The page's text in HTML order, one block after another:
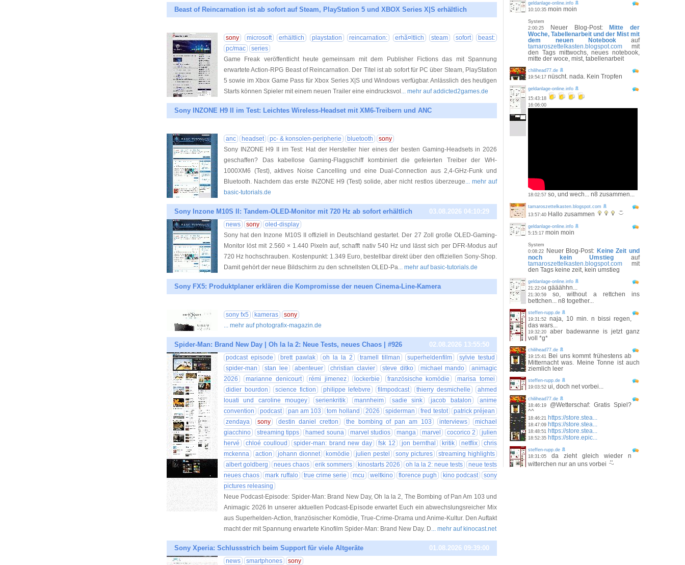
Beast of Reincarnation ist ab sofort auf Steam, PlayStation 5 und XBOX Series X|S erhältlich
sony microsoft erhältlich playstation reincarnation: erhã¤ltlich steam sofort
beast:
pc/mac
series
Game Freak veröffentlicht heute gemeinsam mit dem Publisher Fictions das mit Spannung
erwartete Action-RPG Beast of Reincarnation. Der Titel ist ab sofort für PC über Steam, PlayStation
5 sowie im Xbox Game Pass für Xbox Series X|S und Windows verfügbar. Anlässlich des heutigen
Starts können Spieler mit einem neuen Trailer eine eindrucksvol ... mehr auf addicted2games.de
Sony INZONE H9 II im Test: Leichtes Wireless-Headset mit XM6-Treibern und ANC
anc headset pc- & konsolen-peripherie bluetooth
sony
Sony INZONE H9 II im Test: Hat der Hersteller hier eines der besten Gaming-Headsets in 2026
geschaffen? Das kabellose Gaming-Flaggschiff kombiniert die gefeierten Treiber der WH-
1000XM6 (Test), aktives Noise Cancelling und eine Dual-Connection aus 2,4-GHz-Funk und
Bluetooth. Nachdem das erste INZONE H9 (Test) solide, aber nicht restlos überzeuge... mehr auf
basic-tutorials.de
Sony Inzone M10S II: Tandem-OLED-Monitor mit 720 Hz ab sofort erhältlich 03.08.2026 04:10:29
news sony
oled-display
Sony hat den Inzone M10S II offiziell in Deutschland gestartet. Der 27 Zoll große OLED-Gaming-
Monitor löst mit 2.560 × 1.440 Pixeln auf, schafft nativ 540 Hz und lässt sich per DFR-Modus auf
720 Hz hochschrauben. Kostenpunkt: 1.349 Euro, bestellbar direkt über den offiziellen Sony-Shop.
Damit gehört der neue Bildschirm zu den schnellsten OLED-Pa... mehr auf basic-tutorials.de
Sony FX5: Produktplaner erklären die Kompromisse der neuen Cinema-Line-Kamera
sony fx5 kameras
sony
... mehr auf photografix-magazin.de
Spider-Man: Brand New Day | Oh la la 2: Neue Tests, neues Chaos | #926 02.08.2026 13:55:50
podcast episode brett pawlak oh la la 2 tramell tillman superheldenfilm
sylvie testud
spider-man
stan lee abenteuer christian clavier steve ditko michael mando
animagic
2026
marianne denicourt rémi jimenez lockerbie französische komödie
marisa tomei
didier bourdon
science fiction philippe lefebvre filmpodcast thierry desmichelle
ahmed
louati und caroline mougey
serienkritik mannheim sadie sink jacob batalon
anime
convention
podcast pan am 103 tom holland 2026 spiderman fred testot
patrick préjean
zendaya
sony destin daniel cretton the bombing of pan am 103 interviews
michael
giacchino
streaming tipps hamed souna marvel studios manga marvel cocorico 2
julien
hervé
chloé coulloud spider-man: brand new day fsk 12 jon bernthal kritik netflix
chris
mckenna
action johann dionnet komödie julien pestel sony pictures
streaming highlights
albert goldberg
neues chaos erik sommers kinostarts 2026 oh la la 2: neue tests
neue tests
neues chaos
mark ruffalo true crime serie mcu weltkino florence pugh kino podcast
sony
pictures releasing
Neue Podcast-Episode: Spider-Man: Brand New Day, Oh la la 2, The Bombing of Pan Am 103 und
Animagic 2026 In unserer aktuellen Podcast-Episode erwartet Euch ein abwechslungsreicher Mix
aus Superhelden-Action, französischer Komödie, True-Crime-Drama und Anime-Kultur. Den Auftakt
macht der mit Spannung erwartete Kinofilm Spider-Man: Brand New Day. D... mehr auf kinocast.net
Sony Xperia: Schlussstrich beim Support für viele Altgeräte 01.08.2026 09:39:00
news smartphones
sony
geldanlage-online.info
10:10:35 moin moin
System
2:00:25
Neuer Blog-Post:
Mitte der
Woche, Tabellenarbeit und der Mist mit
dem neuen Notebook auf
tamaroszettelkasten.blogspot.com mit
den Tags mittwochs, neues notebook,
mitte der woce, mist, tabellenarbeit
chilihead77.de
19:54:17 nüscht. nada. Kein Tropfen
geldanlage-online.info
15:43:18
16:06:00
18:02:57 so, und wech... n8 zusammen...
tamaroszettelkasten.blogspot.com
13:57:40 Hallo zusammen
geldanlage-online.info
5:15:17 moin moin
System
0:08:22
Neuer Blog-Post: Keine Zeit und
noch kein Umstieg auf
tamaroszettelkasten.blogspot.com mit
den Tags keine zeit, kein umstieg
geldanlage-online.info
21:22:04 gääähhn...
21:30:59so, without a rettchen ins
bettchen... n8 together...
steffen-rupp.de
19:31:52 naja, 10 min. n bissi regen,
das wars...
19:32:20 aber badewanne is jetzt ganz
voll *g*
chilihead77.de
19:15:41 Bei uns kommt frühestens ab
Mitternacht was. Meine Tonne ist auch
ziemlich leer
steffen-rupp.de
19:03:52 ui, doch net vorbei...
chilihead77.de
18:46:19 @Wetterschaf: Gratis Spiel?
^^
18:46:21 https://store.stea...
18:47:09 https://store.stea...
18:48:51 https://store.stea...
18:52:35 https://store.epic...
steffen-rupp.de
18:31:05 da zieht gleich wieder n
witterchen nur an uns vorbei